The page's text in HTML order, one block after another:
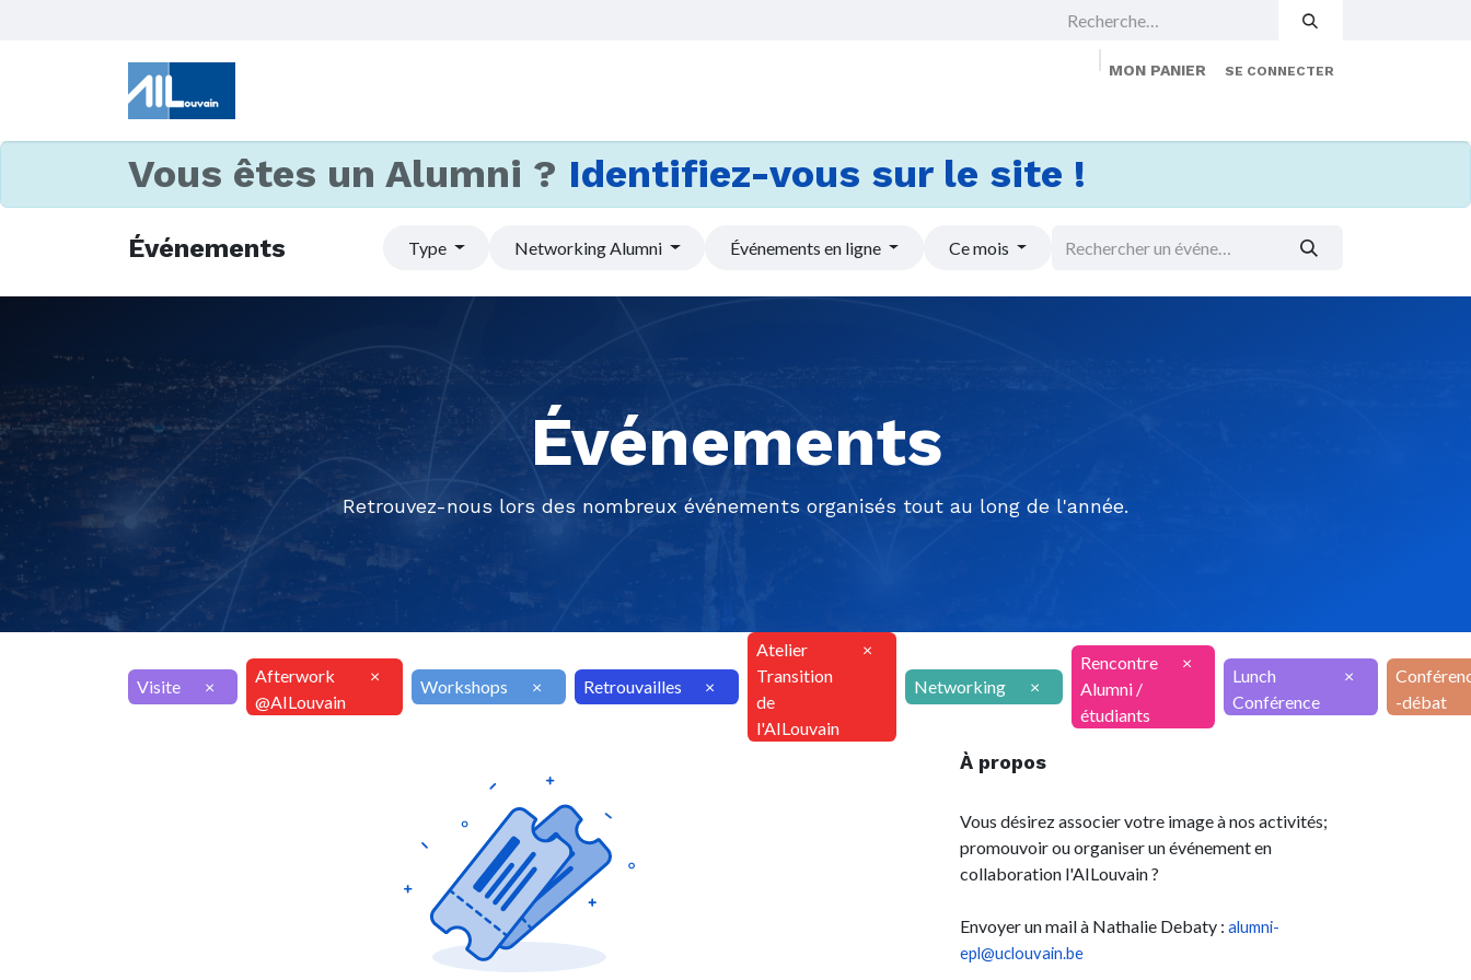
MON PANIER SE CONNECTER
Vous êtes un Alumni ? Identifiez-vous sur le site !
Événements Type Networking Alumni Événements en ligne Ce mois
Événements
Retrouvez-nous lors des nombreux événements organisés tout au long de l'année.
Visite ×
Afterwork
@AILouvain
×
Workshops × Retrouvailles ×
Atelier
Transition
de
l'AILouvain
×
Networking
×
Rencontre
Alumni /
étudiants
×
Lunch
Conférence
×
-débat
À propos
Vous désirez associer votre image à nos activités;
promouvoir ou organiser un événement en
collaboration l'AILouvain ?
Envoyer un mail à Nathalie Debaty : alumni-
epl@uclouvain.be